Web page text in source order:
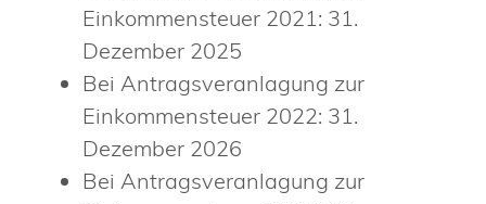
Einkommensteuer 2021: 31.
Dezember 2025
Bei Antragsveranlagung zur
Einkommensteuer 2022: 31.
Dezember 2026
Bei Antragsveranlagung zur